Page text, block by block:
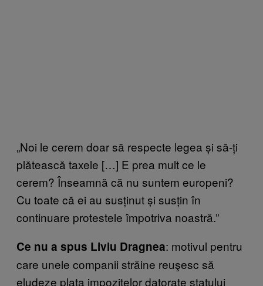
„Noi le cerem doar să respecte legea și să-ți
plătească taxele […] E prea mult ce le
cerem? Înseamnă că nu suntem europeni?
Cu toate că ei au susținut și susțin în
continuare protestele împotriva noastră.”
Ce nu a spus Liviu Dragnea: motivul pentru
care unele companii străine reuşesc să
eludeze plata impozitelor datorate statului